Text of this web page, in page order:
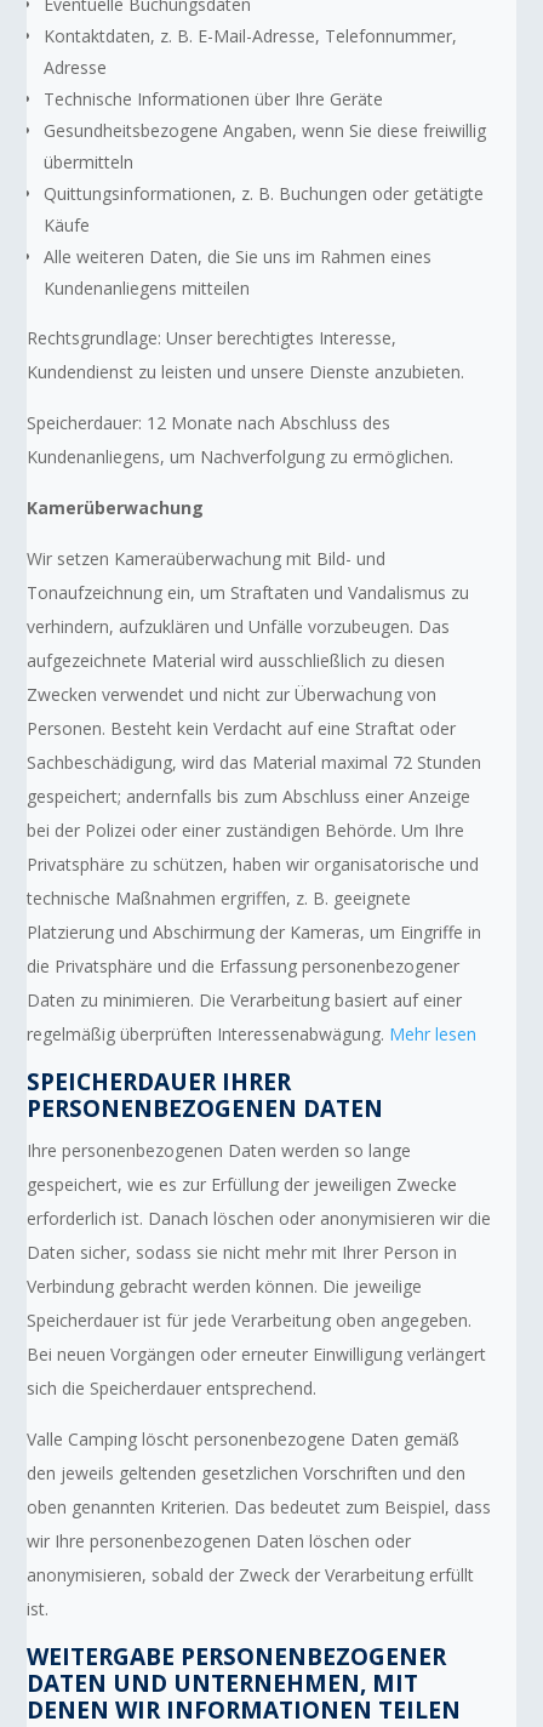
Kontaktdaten, z. B. E-Mail-Adresse, Telefonnummer,
Adresse
Technische Informationen über Ihre Geräte
Gesundheitsbezogene Angaben, wenn Sie diese freiwillig
übermitteln
Quittungsinformationen, z. B. Buchungen oder getätigte
Käufe
Alle weiteren Daten, die Sie uns im Rahmen eines
Kundenanliegens mitteilen
Rechtsgrundlage: Unser berechtigtes Interesse,
Kundendienst zu leisten und unsere Dienste anzubieten.
Speicherdauer: 12 Monate nach Abschluss des
Kundenanliegens, um Nachverfolgung zu ermöglichen.
Kamerüberwachung
Wir setzen Kameraüberwachung mit Bild- und
Tonaufzeichnung ein, um Straftaten und Vandalismus zu
verhindern, aufzuklären und Unfälle vorzubeugen. Das
aufgezeichnete Material wird ausschließlich zu diesen
Zwecken verwendet und nicht zur Überwachung von
Personen. Besteht kein Verdacht auf eine Straftat oder
Sachbeschädigung, wird das Material maximal 72 Stunden
gespeichert; andernfalls bis zum Abschluss einer Anzeige
bei der Polizei oder einer zuständigen Behörde. Um Ihre
Privatsphäre zu schützen, haben wir organisatorische und
technische Maßnahmen ergriffen, z. B. geeignete
Platzierung und Abschirmung der Kameras, um Eingriffe in
die Privatsphäre und die Erfassung personenbezogener
Daten zu minimieren. Die Verarbeitung basiert auf einer
regelmäßig überprüften Interessenabwägung. Mehr lesen
SPEICHERDAUER IHRER
PERSONENBEZOGENEN DATEN
Ihre personenbezogenen Daten werden so lange
gespeichert, wie es zur Erfüllung der jeweiligen Zwecke
erforderlich ist. Danach löschen oder anonymisieren wir die
Daten sicher, sodass sie nicht mehr mit Ihrer Person in
Verbindung gebracht werden können. Die jeweilige
Speicherdauer ist für jede Verarbeitung oben angegeben.
Bei neuen Vorgängen oder erneuter Einwilligung verlängert
sich die Speicherdauer entsprechend.
Valle Camping löscht personenbezogene Daten gemäß
den jeweils geltenden gesetzlichen Vorschriften und den
oben genannten Kriterien. Das bedeutet zum Beispiel, dass
wir Ihre personenbezogenen Daten löschen oder
anonymisieren, sobald der Zweck der Verarbeitung erfüllt
ist.
WEITERGABE PERSONENBEZOGENER
DATEN UND UNTERNEHMEN, MIT
DENEN WIR INFORMATIONEN TEILEN